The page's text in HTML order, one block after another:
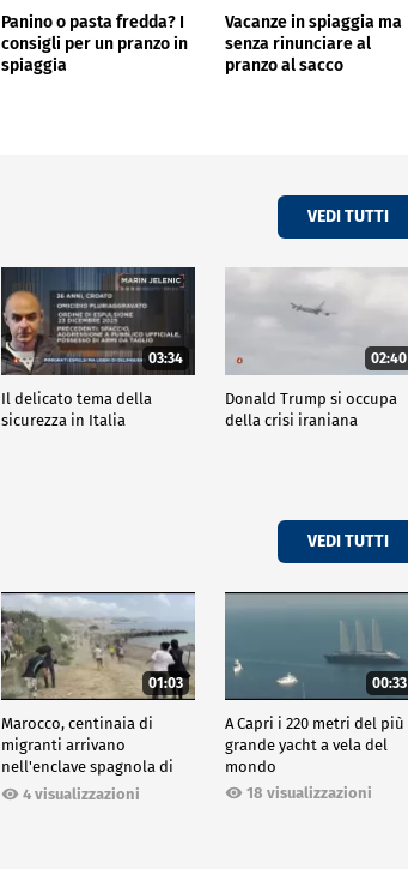
Panino o pasta fredda? I
consigli per un pranzo in
spiaggia
Vacanze in spiaggia ma
senza rinunciare al
pranzo al sacco
VEDI TUTTI
03:34
Il delicato tema della
sicurezza in Italia
02:40
Donald Trump si occupa
della crisi iraniana
VEDI TUTTI
01:03
Marocco, centinaia di
migranti arrivano
nell'enclave spagnola di
Ceuta4 visualizzazioni
00:33
A Capri i 220 metri del più
grande yacht a vela del
mondo
18 visualizzazioni